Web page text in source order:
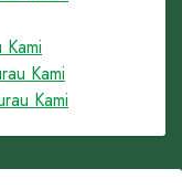
Kami
Kami